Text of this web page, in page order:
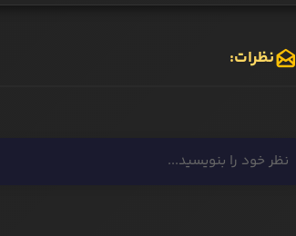
نظرات: